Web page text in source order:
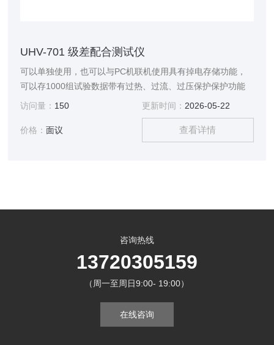
UHV-701 级差配合测试仪
可以单独使用，也可以与PC机联机使用具有掉电存储功能，
可以存1000组试验数据带有过热、过流、过压保护保护功能
访问量： 150 更新时间： 2026-05-22
价格：面议 查看详情
咨询热线
13720305159
（周一至周日9:00- 19:00）
在线咨询